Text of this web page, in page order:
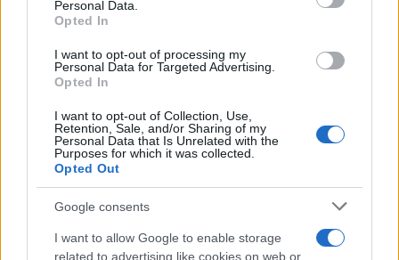
Personal Data.
Opted In
I want to opt-out of processing my
Personal Data for Targeted Advertising.
Opted In
I want to opt-out of Collection, Use,
Retention, Sale, and/or Sharing of my
Personal Data that Is Unrelated with the
Purposes for which it was collected.
Opted Out
Google consents
I want to allow Google to enable storage
related to advertising like cookies on web or
Βάσω Λασκαράκη - Δημήτρης Σουλτάτος:
Ερωτευμένοι στην Κρήτη (Φωτογραφία)
10.08.2026 ΤΖΏΡΤΖΙΑ ΓΕΩΡΓΊΟΥ